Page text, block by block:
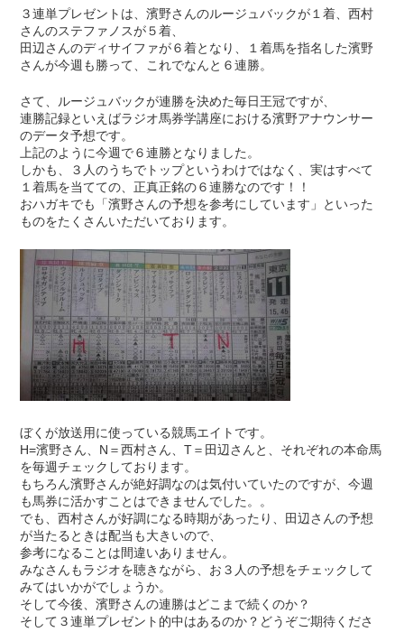
３連単プレゼントは、濱野さんのルージュバックが１着、西村
さんのステファノスが５着、
田辺さんのディサイファが６着となり、１着馬を指名した濱野
さんが今週も勝って、これでなんと６連勝。
さて、ルージュバックが連勝を決めた毎日王冠ですが、
連勝記録といえばラジオ馬券学講座における濱野アナウンサー
のデータ予想です。
上記のように今週で６連勝となりました。
しかも、３人のうちでトップというわけではなく、実はすべて
１着馬を当てての、正真正銘の６連勝なのです！！
おハガキでも「濱野さんの予想を参考にしています」といった
ものをたくさんいただいております。
ぼくが放送用に使っている競馬エイトです。
H=濱野さん、N＝西村さん、T＝田辺さんと、それぞれの本命馬
を毎週チェックしております。
もちろん濱野さんが絶好調なのは気付いていたのですが、今週
も馬券に活かすことはできませんでした。。
でも、西村さんが好調になる時期があったり、田辺さんの予想
が当たるときは配当も大きいので、
参考になることは間違いありません。
みなさんもラジオを聴きながら、お３人の予想をチェックして
みてはいかがでしょうか。
そして今後、濱野さんの連勝はどこまで続くのか？
そして３連単プレゼント的中はあるのか？どうぞご期待くださ